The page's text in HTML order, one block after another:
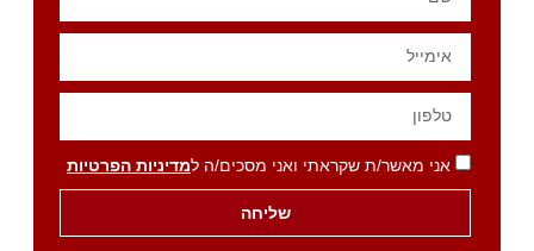
אני מאשר/ת שקראתי ואני מסכים/ה למדיניות הפרטיות
שליחה